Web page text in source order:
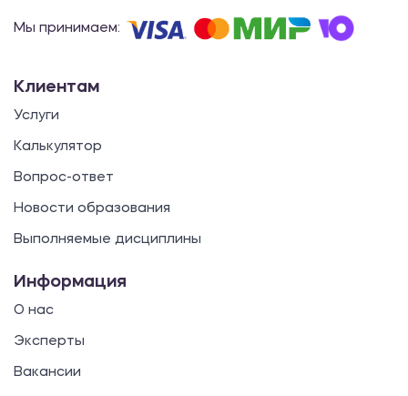
Мы принимаем:
Клиентам
Услуги
Калькулятор
Вопрос-ответ
Новости образования
Выполняемые дисциплины
Информация
О нас
Эксперты
Вакансии